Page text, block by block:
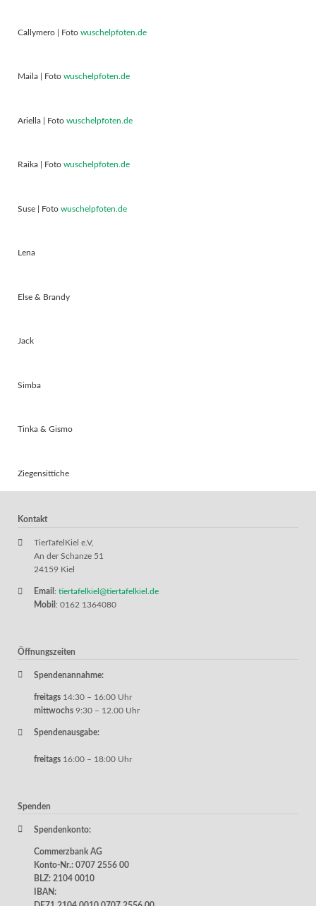
Callymero | Foto wuschelpfoten.de
Maila | Foto wuschelpfoten.de
Ariella | Foto wuschelpfoten.de
Raika | Foto wuschelpfoten.de
Suse | Foto wuschelpfoten.de
Lena
Else & Brandy
Jack
Simba
Tinka & Gismo
Ziegensittiche
Kontakt
TierTafelKiel e.V,
An der Schanze 51
24159 Kiel
Email : tiertafelkiel@tiertafelkiel.de
Mobil : 0162 1364080
Öffnungszeiten
Spendenannahme:
freitags 14:30 – 16:00 Uhr
mittwochs 9:30 – 12.00 Uhr
Spendenausgabe:
freitags 16:00 – 18:00 Uhr
Spenden
Spendenkonto:
Commerzbank AG
Konto-Nr.: 0707 2556 00
BLZ: 2104 0010
IBAN: